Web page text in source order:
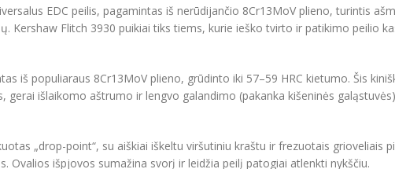
EDC peilis, pagamintas iš nerūdijančio 8Cr13MoV plieno, turintis
Kershaw Flitch 3930 puikiai tiks tiems, kurie ieško tvirto ir patikimo peilio
iš populiaraus 8Cr13MoV plieno, grūdinto iki 57–59 HRC kietumo. Šis
gerai išlaikomo aštrumo ir lengvo galandimo (pakanka kišeninės
„drop-point“, su aiškiai iškeltu viršutiniu kraštu ir frezuotais
Ovalios išpjovos sumažina svorį ir leidžia peilį patogiai atlenkti nykščiu.